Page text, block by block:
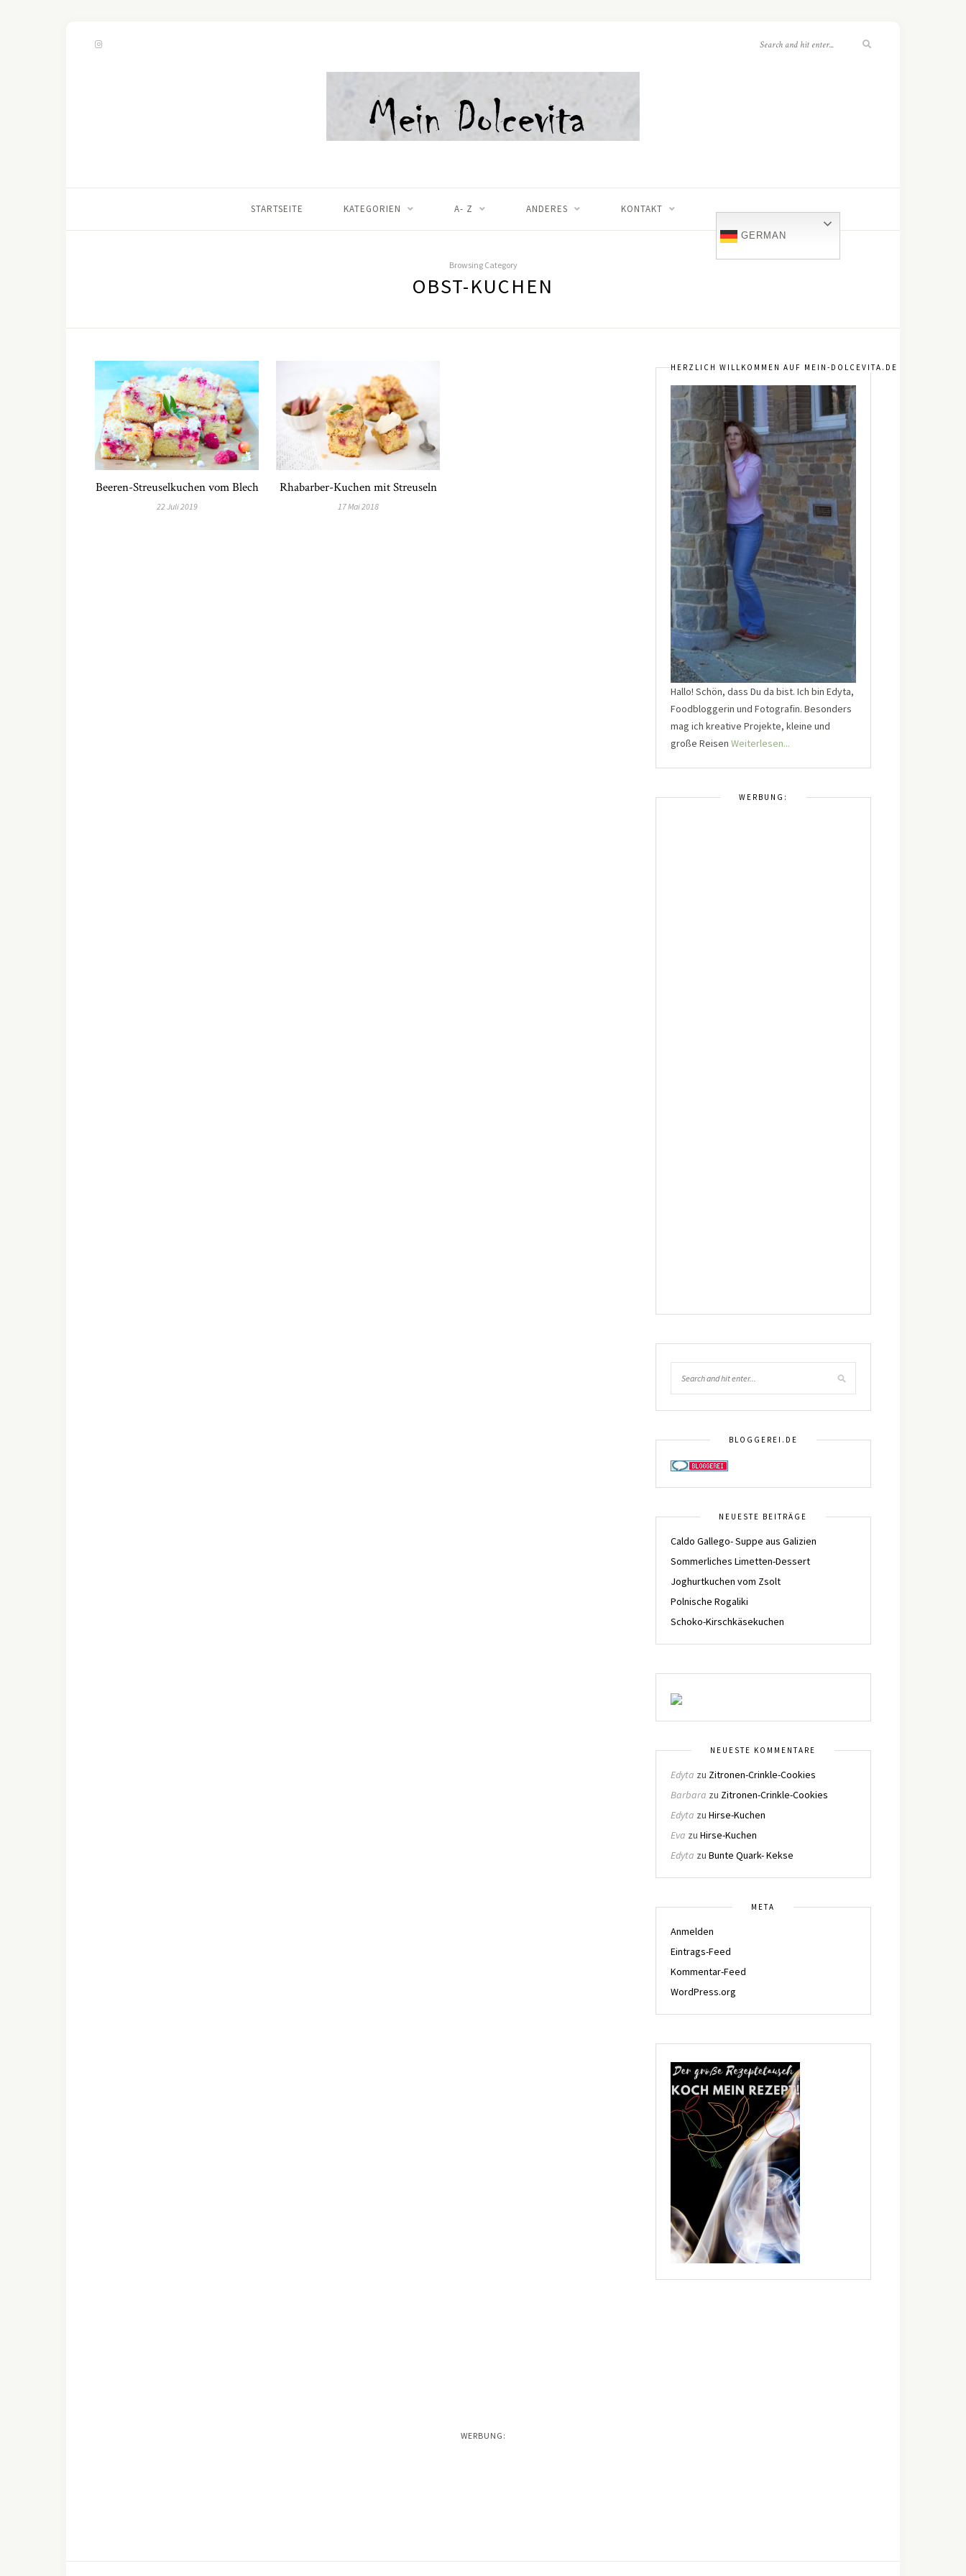
STARTSEITE KATEGORIEN A- Z ANDERES KONTAKT
GERMAN
Browsing Category
OBST-KUCHEN
Beeren-Streuselkuchen vom Blech
22 Juli 2019
Rhabarber-Kuchen mit Streuseln
17 Mai 2018
HERZLICH WILLKOMMEN AUF MEIN-DOLCEVITA.DE
Hallo! Schön, dass Du da bist. Ich bin Edyta,
Foodbloggerin und Fotografin. Besonders
mag ich kreative Projekte, kleine und
große Reisen Weiterlesen...
WERBUNG:
BLOGGEREI.DE
NEUESTE BEITRÄGE
Caldo Gallego- Suppe aus Galizien
Sommerliches Limetten-Dessert
Joghurtkuchen vom Zsolt
Polnische Rogaliki
Schoko-Kirschkäsekuchen
NEUESTE KOMMENTARE
Edyta zu Zitronen-Crinkle-Cookies
Barbara zu Zitronen-Crinkle-Cookies
Edyta zu Hirse-Kuchen
Eva zu Hirse-Kuchen
Edyta zu Bunte Quark- Kekse
META
Anmelden
Eintrags-Feed
Kommentar-Feed
WordPress.org
WERBUNG: